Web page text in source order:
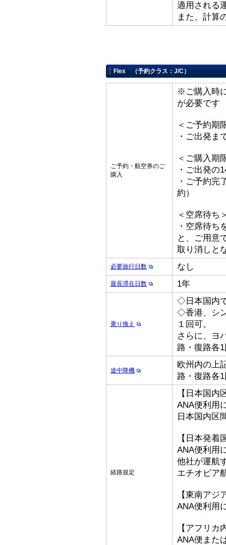
適用される
また、計算
Flex （予約クラス：J/C）
ご予約・航空券のご
購入
※ご購入時
が必要です
＜ご予約期
・ご出発ま
＜ご購入期
・ご出発の
・ご予約完
約）
＜空席待ち
・空席待ち
と、ご用意
取り消しと
必要旅行日数 なし
最長滞在日数 1年
乗り換え
◇日本国内
◇香港、シ
１回可。
さらに、ヨ
路・復路各
途中降機
欧州内の上
路・復路各
経路規定
【日本国内
ANA便利用
日本国内区
【日本発着
ANA便利用
他社が運航
エチオピア
【東南アジ
ANA便利用
【アフリカ
ANA便また